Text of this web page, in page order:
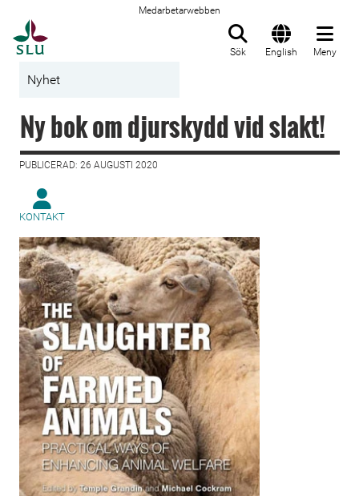
Medarbetarwebben
Sök English Meny
Nyhet
Ny bok om djurskydd vid slakt!
PUBLICERAD: 26 AUGUSTI 2020
KONTAKT